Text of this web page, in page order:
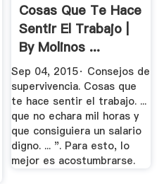
Cosas Que Te Hace
Sentir El Trabajo |
By Molinos ...
Sep 04, 2015· Consejos de
supervivencia. Cosas que
te hace sentir el trabajo. ...
que no echara mil horas y
que consiguiera un salario
digno. ... ". Para esto, lo
mejor es acostumbrarse.